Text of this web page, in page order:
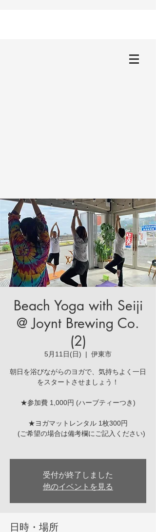
Beach Yoga with Seiji
@ Joynt Brewing Co.
(2)
5月11日(日)
  |
伊東市
朝日を浴びながらのヨガで、気持ちよく一日
をスタートさせましょう！
★参加費 1,000円 (ハーブティーつき)
★ヨガマットレンタル 1枚300円
(ご希望の場合は備考欄にご記入ください)
受付が終了しました
他のイベントを見る
日時・場所